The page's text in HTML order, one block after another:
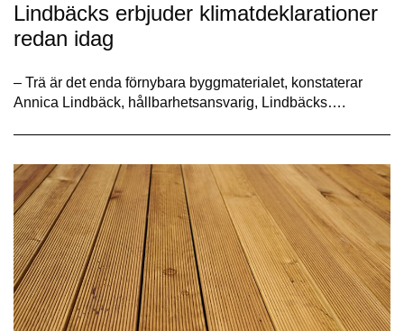
Lindbäcks erbjuder klimatdeklarationer
redan idag
– Trä är det enda förnybara byggmaterialet, konstaterar
Annica Lindbäck, hållbarhetsansvarig, Lindbäcks….